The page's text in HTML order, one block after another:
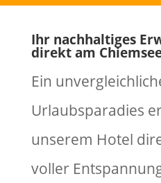
Ihr nachhaltiges
direkt am
Ein
Urlaubsparadies
unserem Hotel
voller